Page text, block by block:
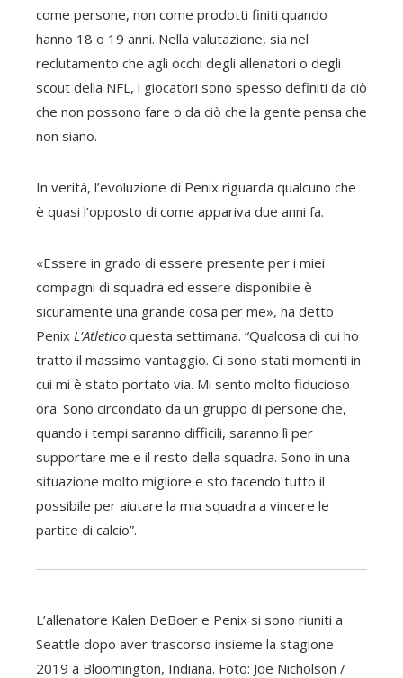
come persone, non come prodotti finiti quando
hanno 18 o 19 anni. Nella valutazione, sia nel
reclutamento che agli occhi degli allenatori o degli
scout della NFL, i giocatori sono spesso definiti da ciò
che non possono fare o da ciò che la gente pensa che
non siano.
In verità, l’evoluzione di Penix riguarda qualcuno che
è quasi l’opposto di come appariva due anni fa.
«Essere in grado di essere presente per i miei
compagni di squadra ed essere disponibile è
sicuramente una grande cosa per me», ha detto
Penix L’Atletico questa settimana. “Qualcosa di cui ho
tratto il massimo vantaggio. Ci sono stati momenti in
cui mi è stato portato via. Mi sento molto fiducioso
ora. Sono circondato da un gruppo di persone che,
quando i tempi saranno difficili, saranno lì per
supportare me e il resto della squadra. Sono in una
situazione molto migliore e sto facendo tutto il
possibile per aiutare la mia squadra a vincere le
partite di calcio”.
L’allenatore Kalen DeBoer e Penix si sono riuniti a
Seattle dopo aver trascorso insieme la stagione
2019 a Bloomington, Indiana. Foto: Joe Nicholson /